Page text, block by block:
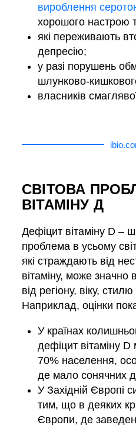
вироблення
хорошого настрою
які переживають
депресію;
у разі порушень
шлунково-
власників
СВІТОВА
ВІТАМІНУ Д
Дефіцит вітаміну D –
проблема в усьому
які страждають від
вітаміну, може значно
від регіону, віку,
Наприклад, оцінки
У країнах
дефіцит вітаміну
70% населення,
де мало сонячних
У Західній Європі
тим, що в деяких
Європи, де